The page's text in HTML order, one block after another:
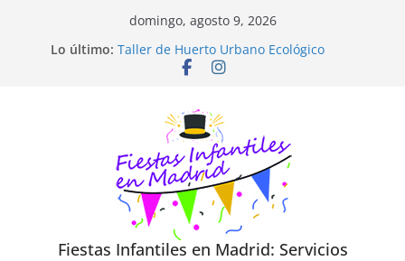
domingo, agosto 9, 2026
Lo último: Taller de Huerto Urbano Ecológico
TALLER FOTOGRAFÍA LA NATURALEZA
Trivial Virtual para niños
Fiestas Infantiles en Madrid: Servicios